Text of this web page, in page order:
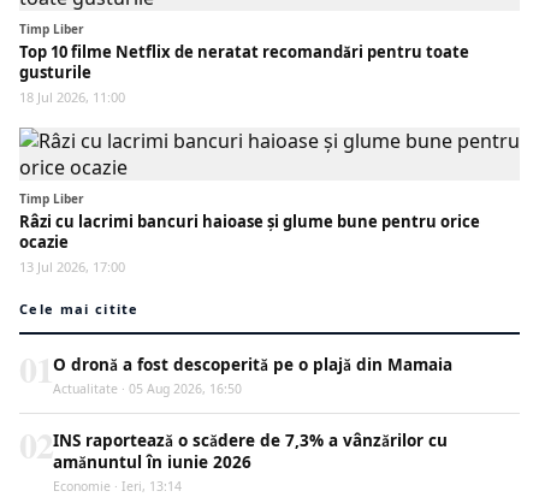
Timp Liber
Top 10 filme Netflix de neratat recomandări pentru toate
gusturile
18 Jul 2026, 11:00
Timp Liber
Râzi cu lacrimi bancuri haioase și glume bune pentru orice
ocazie
13 Jul 2026, 17:00
Cele mai citite
O dronă a fost descoperită pe o plajă din Mamaia
Actualitate · 05 Aug 2026, 16:50
INS raportează o scădere de 7,3% a vânzărilor cu
amănuntul în iunie 2026
Economie · Ieri, 13:14